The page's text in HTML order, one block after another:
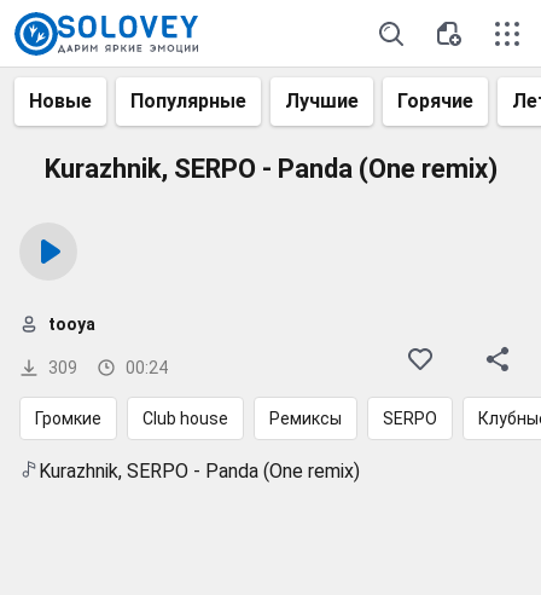
Новые Популярные Лучшие Горячие
Kurazhnik, SERPO - Panda (One remix)
309 00:24
tooya
Громкие Club house Ремиксы SERPO
Kurazhnik, SERPO - Panda (One remix)